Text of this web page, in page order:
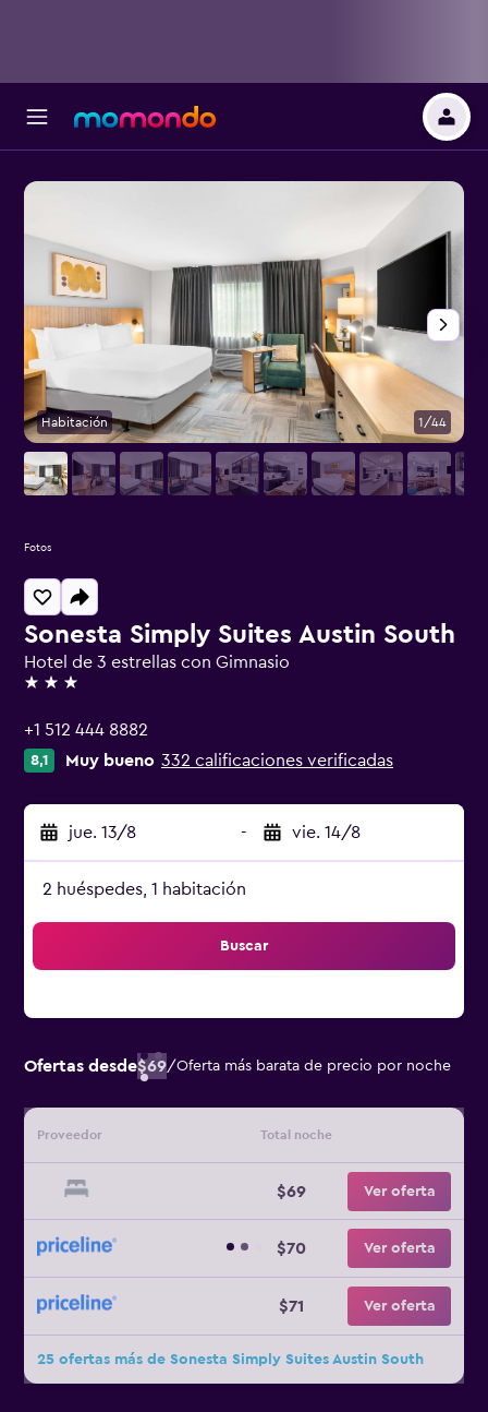
Sonesta Simply Suites Austin South
Hotel de 3 estrellas con Gimnasio
3 estrellas
+1 512 444 8882
8,1 Muy bueno 332 calificaciones verificadas
jue. 13/8 - vie. 14/8
2 huéspedes, 1 habitación
Buscar
Ofertas desde$69/Oferta más barata de precio por noche
Proveedor Total noche
$69 Ver oferta
$70 Ver oferta
$71 Ver oferta
25 ofertas más de Sonesta Simply Suites Austin South
Habitación 1/44
Fotos